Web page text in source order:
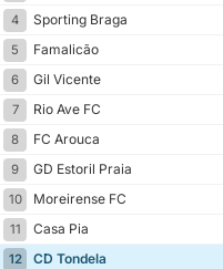
4
Sporting Braga
5
Famalicão
6
Gil Vicente
7
Rio Ave FC
8
FC Arouca
9
GD Estoril Praia
10
Moreirense FC
11
Casa Pia
12
CD Tondela